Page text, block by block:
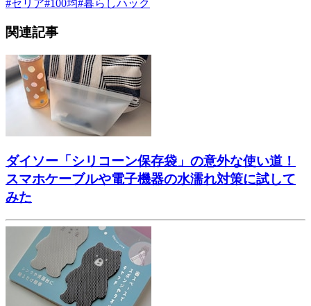
#セリア#100均#暮らしハック
関連記事
ダイソー「シリコーン保存袋」の意外な使い道！
スマホケーブルや電子機器の水濡れ対策に試して
みた